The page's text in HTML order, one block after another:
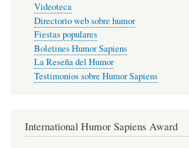
Videoteca
Directorio web sobre humor
Fiestas populares
Boletines Humor Sapiens
La Reseña del Humor
Testimonios sobre Humor Sapiens
International Humor Sapiens Award